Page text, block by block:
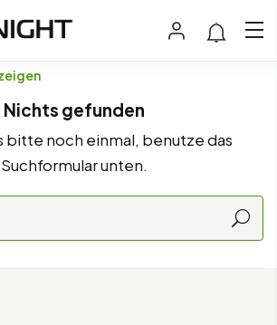
Nichts gefunden
bitte noch einmal, benutze das
Suchformular unten.